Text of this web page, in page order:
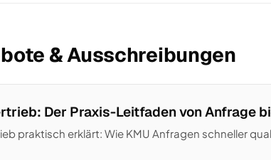
& Ausschreibungen
Der Praxis-Leitfaden von Anfrage
praktisch erklärt: Wie KMU Anfragen schneller